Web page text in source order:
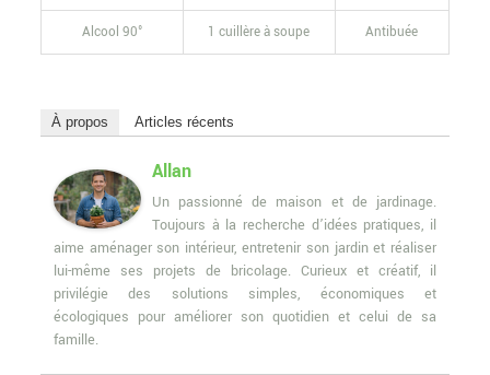
Alcool 90° 1 cuillère à soupe Antibuée
À propos Articles récents
Allan
Un passionné de maison et de jardinage.
Toujours à la recherche d’idées pratiques, il
aime aménager son intérieur, entretenir son jardin et réaliser
lui-même ses projets de bricolage. Curieux et créatif, il
privilégie des solutions simples, économiques et
écologiques pour améliorer son quotidien et celui de sa
famille.